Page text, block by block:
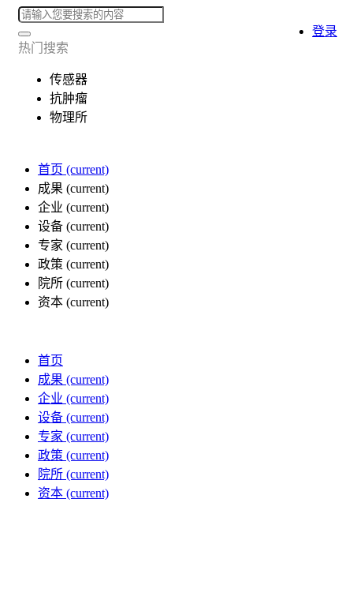
热门搜索
传感器
抗肿瘤
物理所
首页 (current)
成果 (current)
企业 (current)
设备 (current)
专家 (current)
政策 (current)
院所 (current)
资本 (current)
登录
首页
成果 (current)
企业 (current)
设备 (current)
专家 (current)
政策 (current)
院所 (current)
资本 (current)